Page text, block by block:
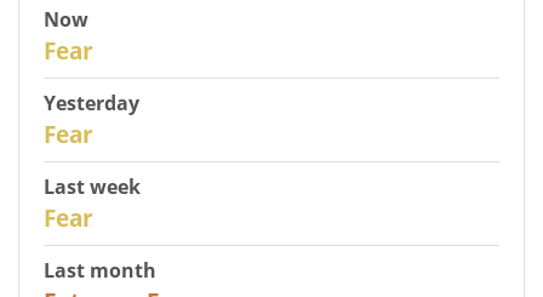
Now
Fear
Yesterday
Fear
Last week
Fear
Last month